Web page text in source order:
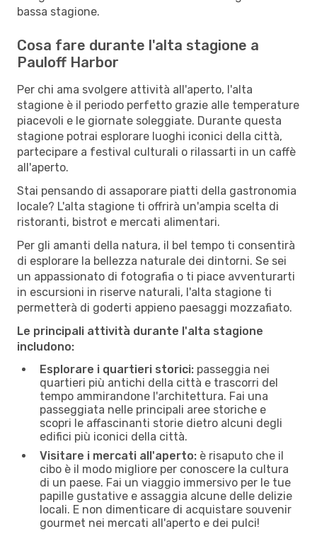
bassa stagione.
Cosa fare durante l'alta stagione a
Pauloff Harbor
Per chi ama svolgere attività all'aperto, l'alta
stagione è il periodo perfetto grazie alle temperature
piacevoli e le giornate soleggiate. Durante questa
stagione potrai esplorare luoghi iconici della città,
partecipare a festival culturali o rilassarti in un caffè
all'aperto.
Stai pensando di assaporare piatti della gastronomia
locale? L'alta stagione ti offrirà un'ampia scelta di
ristoranti, bistrot e mercati alimentari.
Per gli amanti della natura, il bel tempo ti consentirà
di esplorare la bellezza naturale dei dintorni. Se sei
un appassionato di fotografia o ti piace avventurarti
in escursioni in riserve naturali, l'alta stagione ti
permetterà di goderti appieno paesaggi mozzafiato.
Le principali attività durante l'alta stagione
includono:
Esplorare i quartieri storici: passeggia nei
quartieri più antichi della città e trascorri del
tempo ammirandone l'architettura. Fai una
passeggiata nelle principali aree storiche e
scopri le affascinanti storie dietro alcuni degli
edifici più iconici della città.
Visitare i mercati all'aperto: è risaputo che il
cibo è il modo migliore per conoscere la cultura
di un paese. Fai un viaggio immersivo per le tue
papille gustative e assaggia alcune delle delizie
locali. E non dimenticare di acquistare souvenir
gourmet nei mercati all'aperto e dei pulci!